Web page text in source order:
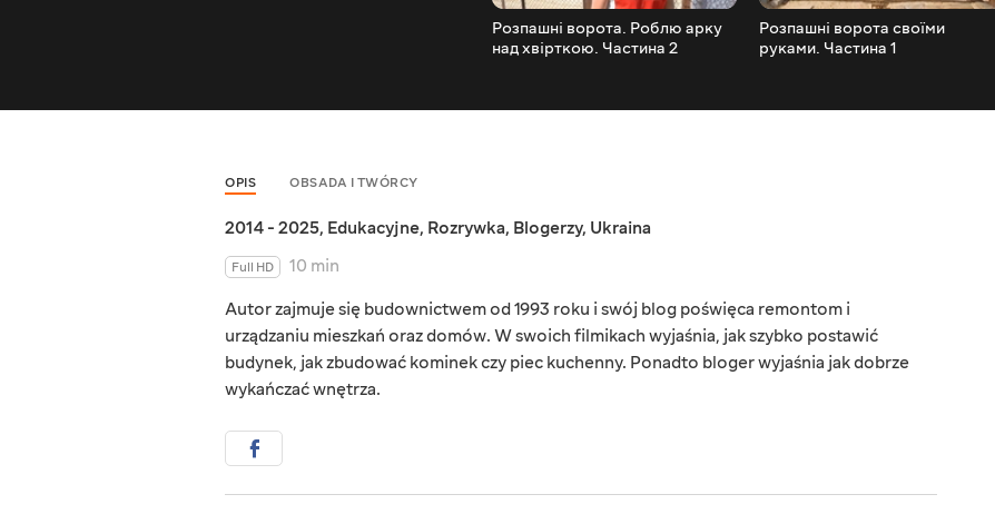
Розпашні ворота. Роблю арку
над хвірткою. Частина 2
Розпашні ворота своїми
руками. Частина 1
OPIS OBSADA I TWÓRCY
2014 - 2025, Edukacyjne, Rozrywka, Blogerzy, Ukraina
Full HD
10 min
Autor zajmuje się budownictwem od 1993 roku i swój blog poświęca remontom i
urządzaniu mieszkań oraz domów. W swoich filmikach wyjaśnia, jak szybko postawić
budynek, jak zbudować kominek czy piec kuchenny. Ponadto bloger wyjaśnia jak dobrze
wykańczać wnętrza.